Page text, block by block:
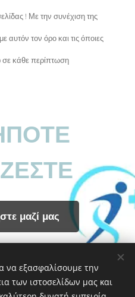
! Με την συνέχιση της
αυτόν τον όρο και τις όποιες
σε κάθε περίπτωση
μαζί μας
να εξασφαλίσουμε την
των ιστοσελίδων μας και